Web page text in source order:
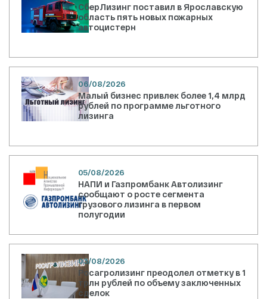
СберЛизинг поставил в Ярославскую
область пять новых пожарных
автоцистерн
06/08/2026
Малый бизнес привлек более 1,4 млрд
рублей по программе льготного
лизинга
05/08/2026
НАПИ и Газпромбанк Автолизинг
сообщают о росте сегмента
грузового лизинга в первом
полугодии
03/08/2026
Росагролизинг преодолел отметку в 1
трлн рублей по объему заключенных
сделок